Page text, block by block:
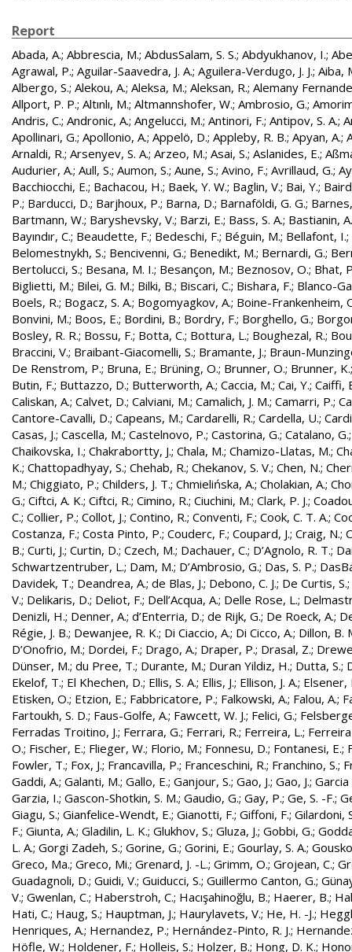
Report
Abada, A.; Abbrescia, M.; AbdusSalam, S. S.; Abdyukhanov, I.;
Agrawal, P.; Aguilar-Saavedra, J. A.; Aguilera-Verdugo, J. J.; Aiba,
Albergo, S.; Alekou, A.; Aleksa, M.; Aleksan, R.; Alemany
Allport, P. P.; Altınlı, M.; Altmannshofer, W.; Ambrosio, G.;
Andris, C.; Andronic, A.; Angelucci, M.; Antinori, F.; Antipov, S. A.;
Apollinari, G.; Apollonio, A.; Appelö, D.; Appleby, R. B.; Apyan, A.;
Arnaldi, R.; Arsenyev, S. A.; Arzeo, M.; Asai, S.; Aslanides, E.;
Audurier, A.; Aull, S.; Aumon, S.; Aune, S.; Avino, F.; Avrillaud, G.;
Bacchiocchi, E.; Bachacou, H.; Baek, Y. W.; Baglin, V.; Bai, Y.;
P.; Barducci, D.; Barjhoux, P.; Barna, D.; Barnaföldi, G. G.;
Bartmann, W.; Baryshevsky, V.; Barzi, E.; Bass, S. A.; Bastianin, A.
Bayındır, C.; Beaudette, F.; Bedeschi, F.; Béguin, M.; Bellafont, I.;
Belomestnykh, S.; Bencivenni, G.; Benedikt, M.; Bernardi, G.;
Bertolucci, S.; Besana, M. I.; Besançon, M.; Beznosov, O.; Bhat,
Biglietti, M.; Bilei, G. M.; Bilki, B.; Biscari, C.; Bishara, F.; Blanco-
Boels, R.; Bogacz, S. A.; Bogomyagkov, A.; Boine-Frankenheim,
Bonvini, M.; Boos, E.; Bordini, B.; Bordry, F.; Borghello, G.;
Bosley, R. R.; Bossu, F.; Botta, C.; Bottura, L.; Boughezal, R.;
Braccini, V.; Braibant-Giacomelli, S.; Bramante, J.; Braun-
De Renstrom, P.; Bruna, E.; Brüning, O.; Brunner, O.; Brunner, K.
Butin, F.; Buttazzo, D.; Butterworth, A.; Caccia, M.; Cai, Y.; Caiffi,
Caliskan, A.; Calvet, D.; Calviani, M.; Camalich, J. M.; Camarri, P.;
Cantore-Cavalli, D.; Capeans, M.; Cardarelli, R.; Cardella, U.;
Casas, J.; Cascella, M.; Castelnovo, P.; Castorina, G.; Catalano, G.
Chaikovska, I.; Chakrabortty, J.; Chala, M.; Chamizo-Llatas, M.;
K.; Chattopadhyay, S.; Chehab, R.; Chekanov, S. V.; Chen, N.;
M.; Chiggiato, P.; Childers, J. T.; Chmielińska, A.; Cholakian, A.;
G.; Ciftci, A. K.; Ciftci, R.; Cimino, R.; Ciuchini, M.; Clark, P. J.;
C.; Collier, P.; Collot, J.; Contino, R.; Conventi, F.; Cook, C. T. A.;
Costanza, F.; Costa Pinto, P.; Couderc, F.; Coupard, J.; Craig, N.;
B.; Curti, J.; Curtin, D.; Czech, M.; Dachauer, C.; D’Agnolo, R. T.;
Schwartzentruber, L.; Dam, M.; D’Ambrosio, G.; Das, S. P.;
Davidek, T.; Deandrea, A.; de Blas, J.; Debono, C. J.; De Curtis, S.;
V.; Delikaris, D.; Deliot, F.; Dell’Acqua, A.; Delle Rose, L.;
Denizli, H.; Denner, A.; d’Enterria, D.; de Rijk, G.; De Roeck, A.;
Régie, J. B.; Dewanjee, R. K.; Di Ciaccio, A.; Di Cicco, A.; Dillon, B.
D’Onofrio, M.; Dordei, F.; Drago, A.; Draper, P.; Drasal, Z.;
Dünser, M.; du Pree, T.; Durante, M.; Duran Yildiz, H.; Dutta, S.;
Ekelof, T.; El Khechen, D.; Ellis, S. A.; Ellis, J.; Ellison, J. A.; Elsener,
Etisken, O.; Etzion, E.; Fabbricatore, P.; Falkowski, A.; Falou, A.;
Fartoukh, S. D.; Faus-Golfe, A.; Fawcett, W. J.; Felici, G.;
Ferradas Troitino, J.; Ferrara, G.; Ferrari, R.; Ferreira, L.;
O.; Fischer, E.; Flieger, W.; Florio, M.; Fonnesu, D.; Fontanesi, E.;
Fowler, T.; Fox, J.; Francavilla, P.; Franceschini, R.; Franchino, S.;
Gaddi, A.; Galanti, M.; Gallo, E.; Ganjour, S.; Gao, J.; Gao, J.; Garcia
Garzia, I.; Gascon-Shotkin, S. M.; Gaudio, G.; Gay, P.; Ge, S. -F.;
Giagu, S.; Gianfelice-Wendt, E.; Gianotti, F.; Giffoni, F.; Gilardoni,
F.; Giunta, A.; Gladilin, L. K.; Glukhov, S.; Gluza, J.; Gobbi, G.;
L. A.; Gorgi Zadeh, S.; Gorine, G.; Gorini, E.; Gourlay, S. A.;
Greco, Ma.; Greco, Mi.; Grenard, J. -L.; Grimm, O.; Grojean, C.;
Guadagnoli, D.; Guidi, V.; Guiducci, S.; Guillermo Canton, G.;
V.; Gwenlan, C.; Haberstroh, C.; Hacışahinoğlu, B.; Haerer, B.;
Hati, C.; Haug, S.; Hauptman, J.; Haurylavets, V.; He, H. -J.;
Henriques, A.; Hernandez, P.; Hernández-Pinto, R. J.;
Höfle, W.; Holdener, F.; Holleis, S.; Holzer, B.; Hong, D. K.;